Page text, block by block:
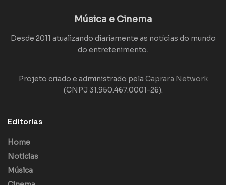
Música e Cinema
Desde 2011 atualizando diariamente as notícias do mundo
do entretenimento.
Projeto criado e administrado pela Caprara Network
(CNPJ 31.950.467.0001-26).
Editorias
Home
Notícias
Música